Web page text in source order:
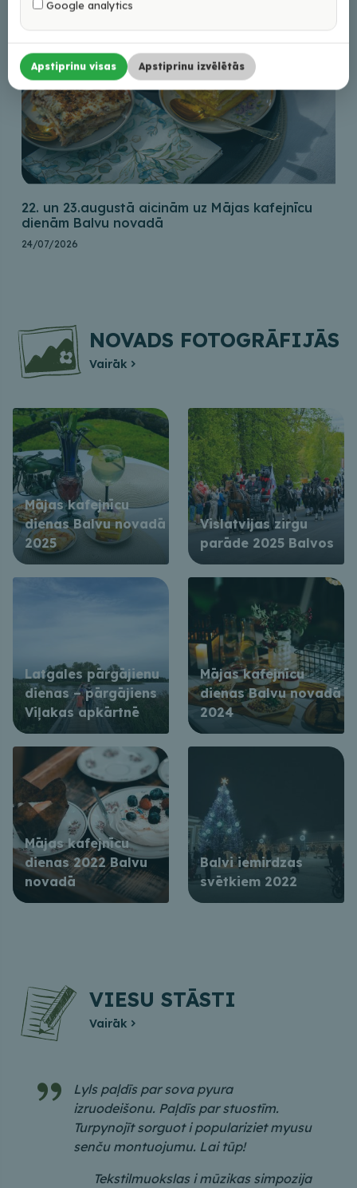
22. un 23.augustā aicinām uz Mājas kafejnīcu
dienām Balvu novadā
24/07/2026
NOVADS FOTOGRĀFIJĀS
Vairāk
Mājas kafejnīcu
dienas Balvu novadā
2025
Vislatvijas zirgu
parāde 2025 Balvos
Latgales pārgājienu
dienas – pārgājiens
Viļakas apkārtnē
Mājas kafejnīcu
dienas Balvu novadā
2024
Mājas kafejnīcu
dienas 2022 Balvu
novadā
Balvi iemirdzas
svētkiem 2022
VIESU STĀSTI
Vairāk
Lyls paļdīs par sova pyura
izruodeišonu. Paļdīs par stuostīm.
Turpynojīt sorguot i populariziet myusu
senču montuojumu. Lai tūp!
Tekstilmuokslas i mūzikas simpozija
Google analytics
Apstiprinu visas Apstiprinu izvēlētās